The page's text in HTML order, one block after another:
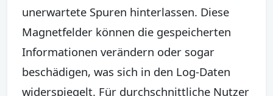
unerwartete Spuren hinterlassen. Diese
Magnetfelder können die gespeicherten
Informationen verändern oder sogar
beschädigen, was sich in den Log-Daten
widerspiegelt. Für durchschnittliche Nutzer